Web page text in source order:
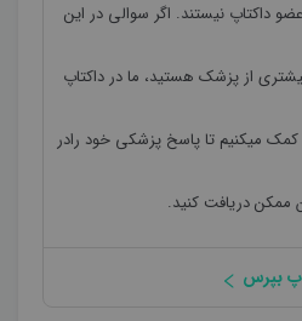
عضو داکتاپ نیستند. اگر سوالی در این
بیشتری از پزشک هستید، ما در داکتاپ
میکنیم تا پاسخ پزشکی خود رادر
ممکن دریافت کنید.
بپرس